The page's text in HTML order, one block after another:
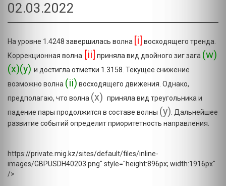
02.03.2022
На уровне 1.4248 завершилась волна [i] восходящего тренда.
Коррекционная волна [ii] приняла вид двойного зиг зага (w)
(x)(y) и достигла отметки 1.3158. Текущее снижение
возможно волна (ii) восходящего движения. Однако,
предполагаю, что волна (х) приняла вид треугольника и
падение пары продолжится в составе волны (y) . Дальнейшее
развитие событий определит приоритетность направления.
https://private.mig.kz/sites/default/files/inline-
images/GBPUSDH40203.png" style="height:896px; width:1916px"
/>